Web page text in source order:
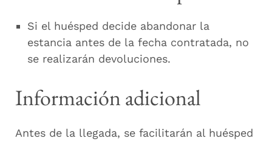
Si el huésped decide abandonar la
estancia antes de la fecha contratada, no
se realizarán devoluciones.
Información adicional
Antes de la llegada, se facilitarán al huésped